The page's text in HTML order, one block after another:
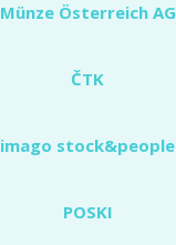
Münze Österreich AG
ČTK
imago stock&people
POSKI